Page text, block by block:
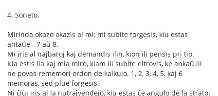
4. Soneto.
Mirinda okazo okazis al mi: mi subite forgesis, kiu estas
antaŭe - 7 aŭ 8.
Mi iris al najbaroj kaj demandis ilin, kion ili pensis pri tio.
Kia estis lia kaj mia miro, kiam ili subite eltrovis, ke ankaŭ ili
ne povas rememori ordon de kalkulo. 1, 2, 3, 4, 5, kaj 6
memoras, sed plue forgesis.
Ni ĉiuj iris al la nutraĵvendejo, kiu estas ĉe angulo de la stratoj